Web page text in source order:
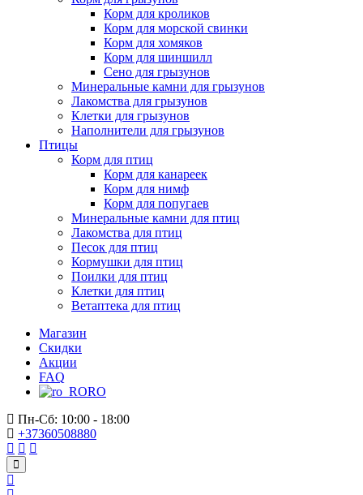
Корм для кроликов
Корм для морской свинки
Корм для хомяков
Корм для шиншилл
Сено для грызунов
Минеральные камни для грызунов
Лакомства для грызунов
Клетки для грызунов
Наполнители для грызунов
Птицы
Корм для птиц
Корм для канареек
Корм для нимф
Корм для попугаев
Минеральные камни для птиц
Лакомства для птиц
Песок для птиц
Кормушки для птиц
Поилки для птиц
Клетки для птиц
Ветаптека для птиц
Магазин
Скидки
Акции
FAQ
RO
Пн-Сб: 10:00 - 18:00
+37360508880